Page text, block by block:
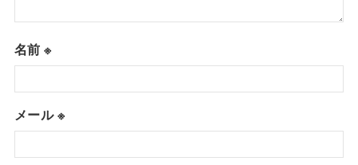
名前※
メール※